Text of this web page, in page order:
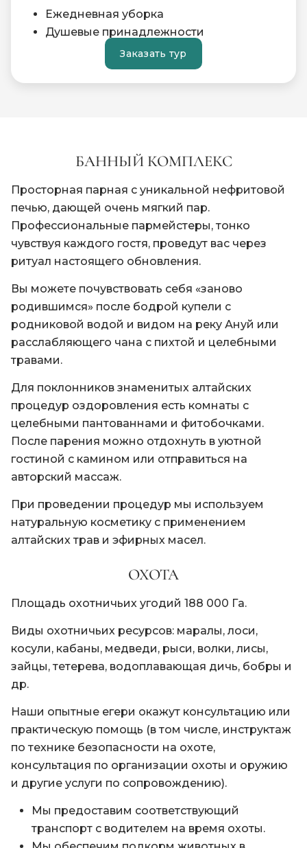
Ежедневная уборка
Душевые принадлежности
Вода «Петроглиф»
Завтрак на каждого гостя
Кофейная станция
Фен Dyson
Заказать тур
БАННЫЙ КОМПЛЕКС
Просторная парная с уникальной нефритовой
печью, дающей очень мягкий пар.
Профессиональные пармейстеры, тонко
чувствуя каждого гостя, проведут вас через
ритуал настоящего обновления.
Вы можете почувствовать себя «заново
родившимся» после бодрой купели с
родниковой водой и видом на реку Ануй или
расслабляющего чана с пихтой и целебными
травами.
Для поклонников знаменитых алтайских
процедур оздоровления есть комнаты с
целебными пантованнами и фитобочками.
После парения можно отдохнуть в уютной
гостиной с камином или отправиться на
авторский массаж.
При проведении процедур мы используем
натуральную косметику с применением
алтайских трав и эфирных масел.
ОХОТА
Площадь охотничьих угодий 188 000 Га.
Виды охотничьих ресурсов: маралы, лоси,
косули, кабаны, медведи, рыси, волки, лисы,
зайцы, тетерева, водоплавающая дичь, бобры и
др.
Наши опытные егери окажут консультацию или
практическую помощь (в том числе, инструктаж
по технике безопасности на охоте,
консультация по организации охоты и оружию
и другие услуги по сопровождению).
Мы предоставим соответствующий
транспорт с водителем на время охоты.